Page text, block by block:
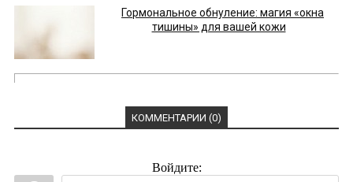
Гормональное обнуление: магия «окна
тишины» для вашей кожи
КОММЕНТАРИИ (0)
Войдите: